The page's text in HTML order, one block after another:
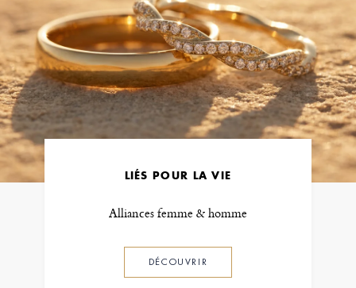
LIÉS POUR LA VIE
Alliances femme & homme
DÉCOUVRIR